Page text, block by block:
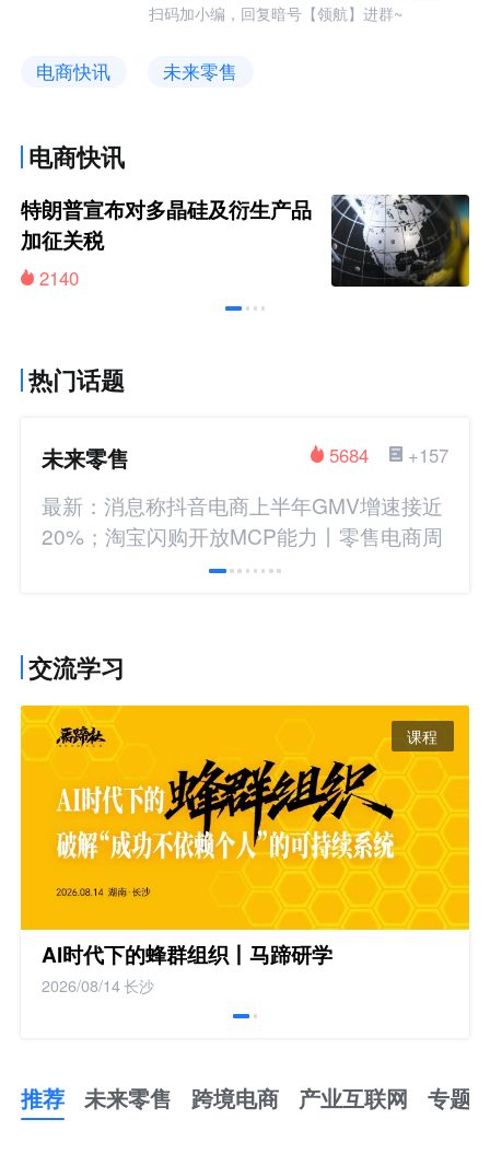
扫码加小编，回复暗号【领航】进群~
电商快讯 未来零售
电商快讯
特朗普宣布对多晶硅及衍生产品
加征关税
2140
热门话题
未来零售 +157
5684
最新：消息称抖音电商上半年GMV增速接近
20%；淘宝闪购开放MCP能力丨零售电商周
交流学习
课程
AI时代下的蜂群组织丨马蹄研学
2026/08/14长沙
推荐 未来零售 跨境电商 产业互联网 专题